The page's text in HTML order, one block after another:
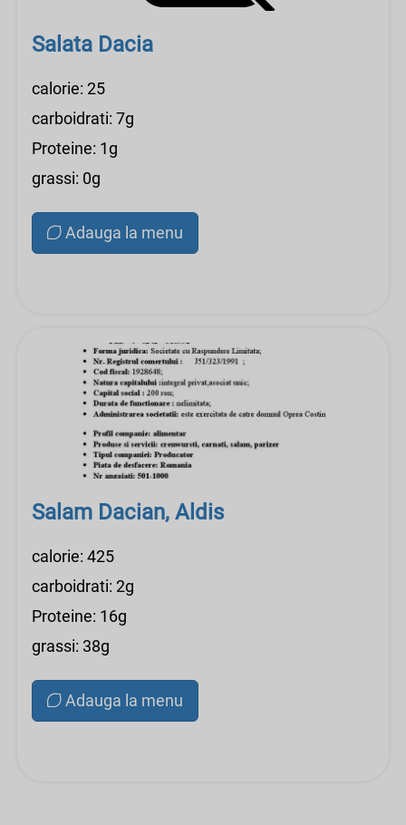
Salata Dacia
calorie: 25
carboidrati: 7g
Proteine: 1g
grassi: 0g
Adauga la menu
Salam Dacian, Aldis
calorie: 425
carboidrati: 2g
Proteine: 16g
grassi: 38g
Adauga la menu